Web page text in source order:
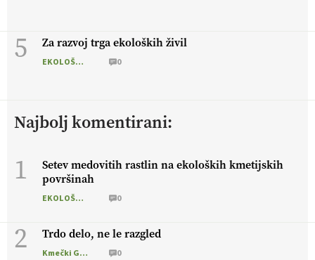
5 Za razvoj trga ekoloških živil
EKOLOŠKO LOGIČNO 0
Najbolj komentirani:
1
Setev medovitih rastlin na ekoloških kmetijskih
površinah
EKOLOŠKO LOGIČNO 0
2 Trdo delo, ne le razgled
Kmečki Glas 0